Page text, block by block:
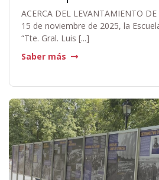
ACERCA DEL LEVANTAMIENTO
15 de noviembre de 2025, la
“Tte. Gral. Luis [...]
Saber más